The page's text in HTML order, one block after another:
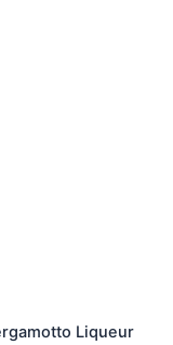
Liqueur